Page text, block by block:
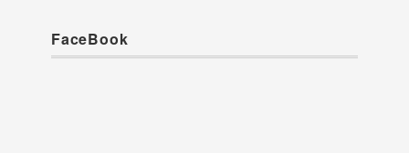
FaceBook